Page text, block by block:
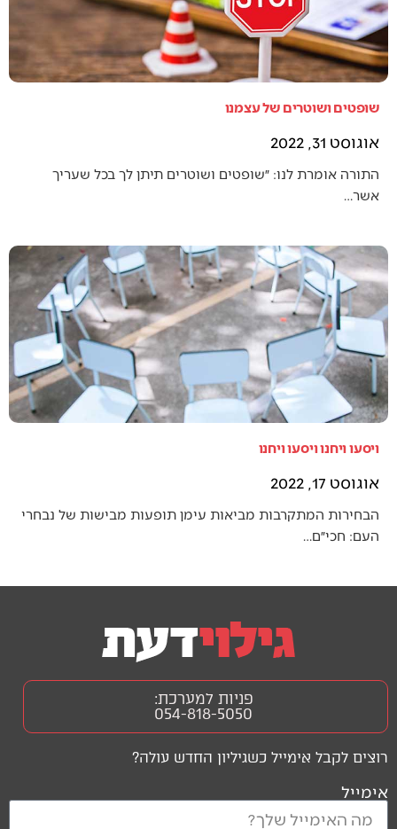
שופטים ושוטרים של עצמנו
אוגוסט 31, 2022
התורה אומרת לנו: ״שופטים ושוטרים תיתן לך בכל שעריך
אשר…
ויסעו ויחנו ויסעו ויחנו
אוגוסט 17, 2022
הבחירות המתקרבות מביאות עימן תופעות מבישות של נבחרי
העם: חכי״ם…
רוצים לקבל אימייל כשגיליון החדש עולה?
אימייל
פניות למערכת:
054-818-5050